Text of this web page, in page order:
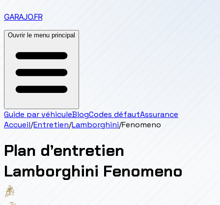
GARAJO.FR
Ouvrir le menu principal
Guide par véhiculeBlogCodes défautAssurance
Accueil/Entretien/Lamborghini/Fenomeno
Plan d’entretien
Lamborghini Fenomeno